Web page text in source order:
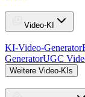
Video-KI
KI-Video-Generator
GeneratorUGC
Weitere Video-KIs